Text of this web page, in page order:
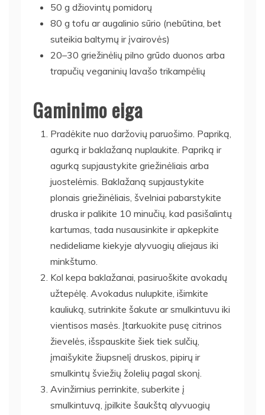
50 g džiovintų pomidorų
80 g tofu ar augalinio sūrio (nebūtina, bet
suteikia baltymų ir įvairovės)
20–30 griežinėlių pilno grūdo duonos arba
trapučių veganinių lavašo trikampėlių
Gaminimo eiga
Pradėkite nuo daržovių paruošimo. Papriką,
agurką ir baklažaną nuplaukite. Papriką ir
agurką supjaustykite griežinėliais arba
juostelėmis. Baklažaną supjaustykite
plonais griežinėliais, švelniai pabarstykite
druska ir palikite 10 minučių, kad pasišalintų
kartumas, tada nusausinkite ir apkepkite
nedideliame kiekyje alyvuogių aliejaus iki
minkštumo.
Kol kepa baklažanai, pasiruoškite avokadų
užtepėlę. Avokadus nulupkite, išimkite
kauliuką, sutrinkite šakute ar smulkintuvu iki
vientisos masės. Įtarkuokite pusę citrinos
žievelės, išspauskite šiek tiek sulčių,
įmaišykite žiupsnelį druskos, pipirų ir
smulkintų šviežių žolelių pagal skonį.
Avinžirnius perrinkite, suberkite į
smulkintuvą, įpilkite šaukštą alyvuogių